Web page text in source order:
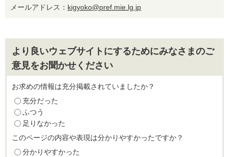
メールアドレス： kigyoko@pref.mie.lg.jp
より良いウェブサイトにするためにみなさまのご
意見をお聞かせください
お求めの情報は充分掲載されていましたか？
充分だった
ふつう
足りなかった
このページの内容や表現は分かりやすかったですか？
分かりやすかった